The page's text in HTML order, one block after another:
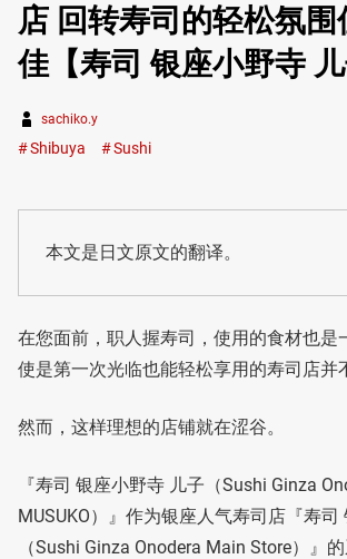
店 回转寿司的轻松氛
佳【寿司 银座小野寺 儿
sachiko.y
Shibuya Sushi
本文是日文原文的翻译。
在您面前，职人握寿司，使用的食材也是
使是第一次光临也能轻松享用的寿司店并
然而，这样理想的店铺就在涩谷。
『寿司 银座小野寺 儿子（Sushi Ginza
MUSUKO）』作为银座人气寿司店『寿司
（Sushi Ginza Onodera Main Store）』